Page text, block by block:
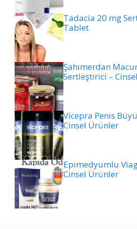
Tadacia 20 mg
Tablet
Şahımerdan
Sertleştirici –
Vicepra Penis
Cinsel Ürünler
Epimedyumlu
Cinsel Ürünler